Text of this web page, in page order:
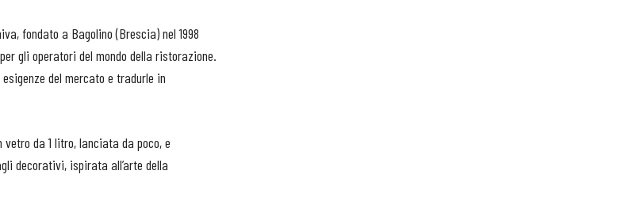
fondato a Bagolino (Brescia) nel 1998
gli operatori del mondo della ristorazione.
del mercato e tradurle in
da 1 litro, lanciata da poco, e
decorativi, ispirata all’arte della